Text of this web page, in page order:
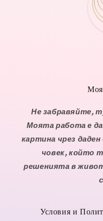
Не забравяйте,
Моята работа е
картина чрез
човек, който
решенията в
Условия и